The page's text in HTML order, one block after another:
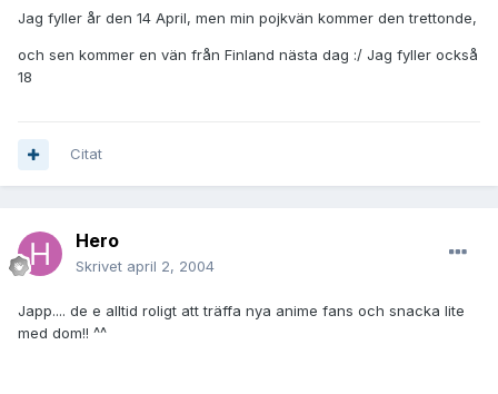
Jag fyller år den 14 April, men min pojkvän kommer den trettonde,
och sen kommer en vän från Finland nästa dag :/ Jag fyller också
18
Citat
Hero
Skrivet april 2, 2004
Japp.... de e alltid roligt att träffa nya anime fans och snacka lite
med dom!! ^^